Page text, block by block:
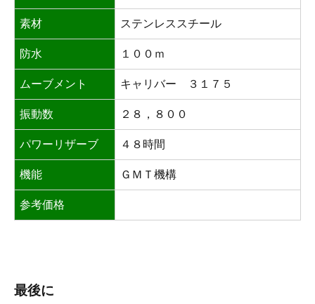
素材 ステンレススチール
防水 １００ｍ
ムーブメント キャリバー ３１７５
振動数 ２８，８００
パワーリザーブ ４８時間
機能 ＧＭＴ機構
参考価格
最後に